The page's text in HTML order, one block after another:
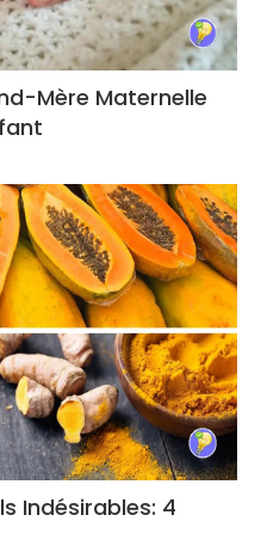
Mère Maternelle
Indésirables: 4